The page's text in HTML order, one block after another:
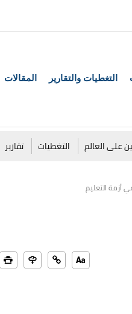
التغطيات والتقارير المقالات
على العالم التغطيات تقارير